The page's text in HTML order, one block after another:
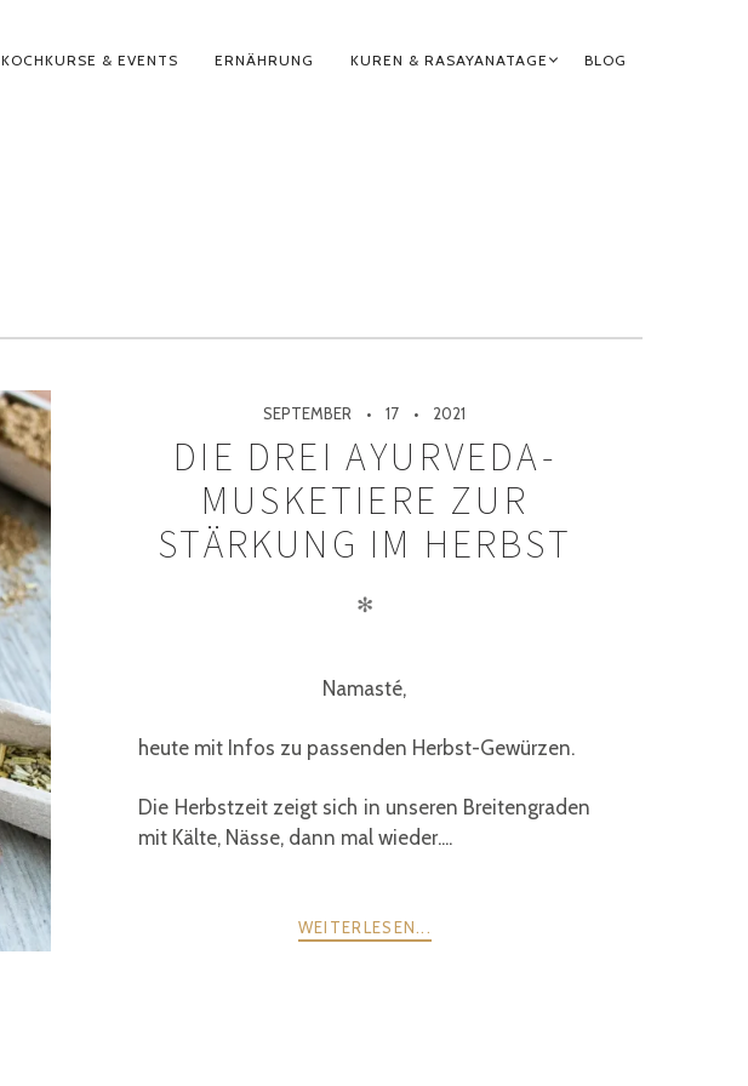
KOCHKURSE & EVENTS ERNÄHRUNG KUREN & RASAYANATAGE BLOG
SEPTEMBER 17 2021
DIE DREI AYURVEDA-
MUSKETIERE ZUR
STÄRKUNG IM HERBST
✻
Namasté,
heute mit Infos zu passenden Herbst-Gewürzen.
Die Herbstzeit zeigt sich in unseren Breitengraden
mit Kälte, Nässe, dann mal wieder....
WEITERLESEN...